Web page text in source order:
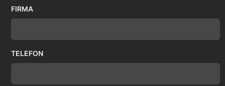
FIRMA
TELEFON